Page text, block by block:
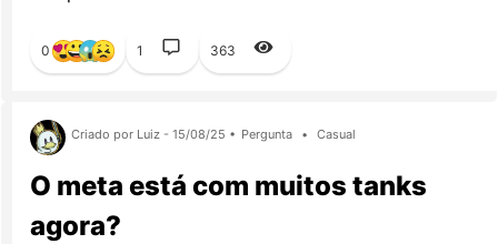
0 1 363
Criado por Luiz - 15/08/25 • Pergunta • Casual
O meta está com muitos tanks
agora?